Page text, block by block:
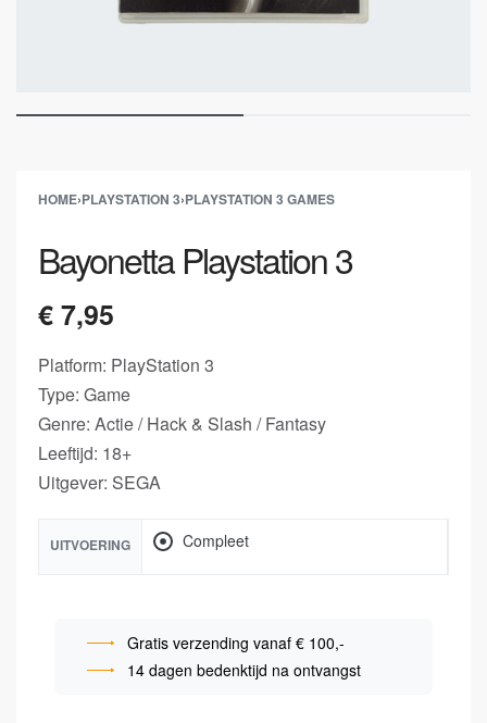
HOME›PLAYSTATION 3›PLAYSTATION 3 GAMES
Bayonetta Playstation 3
€7,95
Platform: PlayStation 3
Type: Game
Genre: Actie / Hack & Slash / Fantasy
Leeftijd: 18+
Uitgever: SEGA
UITVOERING Compleet
Gratis verzending vanaf € 100,-
14 dagen bedenktijd na ontvangst